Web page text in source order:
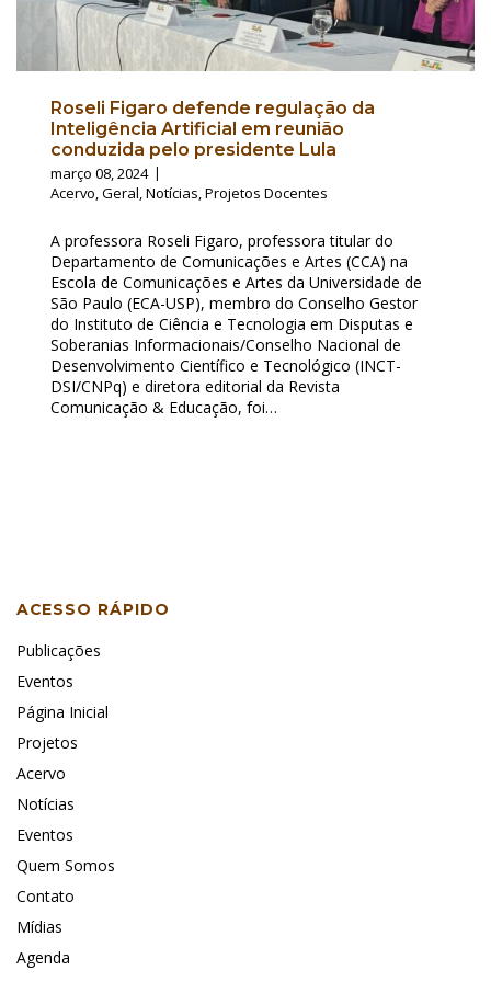
Roseli Figaro defende regulação da
Inteligência Artificial em reunião
conduzida pelo presidente Lula
março 08, 2024
Acervo,Geral,Notícias,Projetos Docentes
A professora Roseli Figaro, professora titular do
Departamento de Comunicações e Artes (CCA) na
Escola de Comunicações e Artes da Universidade de
São Paulo (ECA-USP), membro do Conselho Gestor
do Instituto de Ciência e Tecnologia em Disputas e
Soberanias Informacionais/Conselho Nacional de
Desenvolvimento Científico e Tecnológico (INCT-
DSI/CNPq) e diretora editorial da Revista
Comunicação & Educação, foi…
ACESSO RÁPIDO
Publicações
Eventos
Página Inicial
Projetos
Acervo
Notícias
Eventos
Quem Somos
Contato
Mídias
Agenda